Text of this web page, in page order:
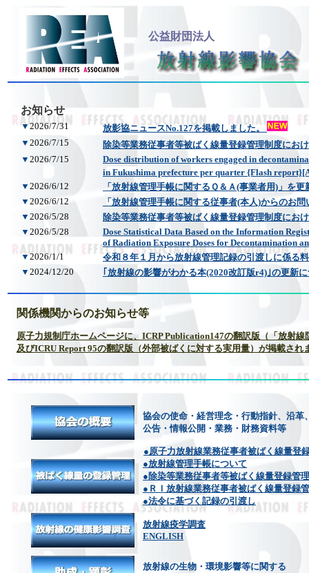
公益財団法人
お知らせ
▼2026/7/31
放影協ニュースNo.127を掲載しました。
▼ 2026/7/15
除染等業務従事者等被ばく線量登録管理制度にお
▼ 2026/7/15
Dose distribution of workers engaged in
in Fukushima prefecture per quarter {Flash
▼ 2026/6/12
「放射線管理手帳に関するＱ＆Ａ(事業者用)」を更
▼ 2026/6/12
「放射線管理手帳に関する従事者(本人)からのお
▼ 2026/5/28
除染等業務従事者等被ばく線量登録管理制度にお
▼ 2026/5/28
Dose Statistical Data Based on the Information
of Radiation Exposure Doses for Decontamination
▼2026/1/1
令和８年１月から放射線管理記録の引渡しに係る
▼ 2024/12/20 ｢放射線の影響がわかる本(2020改訂版r4)｣の更新
関係機関からのお知らせ等
原子力規制庁ホームページに、ICRP Publication147の翻訳版（「放射
及びICRU Report 95の翻訳版（外部被ばくに対する実用量）が掲載され
協会の使命・経営理念・行動指針、沿革
公告・情報公開・業務・財務資料等
●原子力放射線業務従事者被ばく線量登
●放射線管理手帳について
●除染等業務従事者等被ばく線量登録管
●ＲＩ放射線業務従事者被ばく線量登録
●法令に基づく記録の引渡し
放射線疫学調査
ENGLISH
放射線の生物・環境影響等に関する